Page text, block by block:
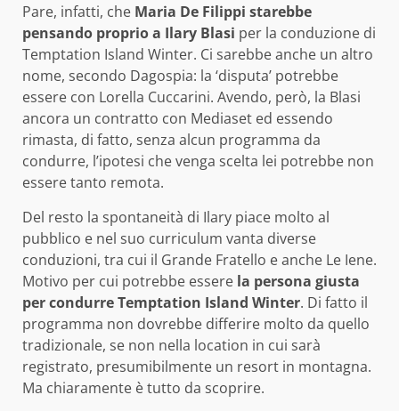
Pare, infatti, che Maria De Filippi starebbe
pensando proprio a Ilary Blasi per la conduzione di
Temptation Island Winter. Ci sarebbe anche un altro
nome, secondo Dagospia: la ‘disputa’ potrebbe
essere con Lorella Cuccarini. Avendo, però, la Blasi
ancora un contratto con Mediaset ed essendo
rimasta, di fatto, senza alcun programma da
condurre, l’ipotesi che venga scelta lei potrebbe non
essere tanto remota.
Del resto la spontaneità di Ilary piace molto al
pubblico e nel suo curriculum vanta diverse
conduzioni, tra cui il Grande Fratello e anche Le Iene.
Motivo per cui potrebbe essere la persona giusta
per condurre Temptation Island Winter. Di fatto il
programma non dovrebbe differire molto da quello
tradizionale, se non nella location in cui sarà
registrato, presumibilmente un resort in montagna.
Ma chiaramente è tutto da scoprire.